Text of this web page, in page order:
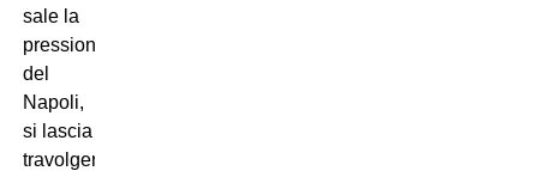
sale la
pressione
del
Napoli,
si lascia
travolgere